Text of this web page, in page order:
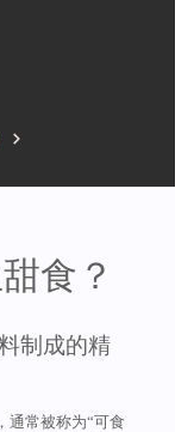
食？
制成的精
通常被称为“可食